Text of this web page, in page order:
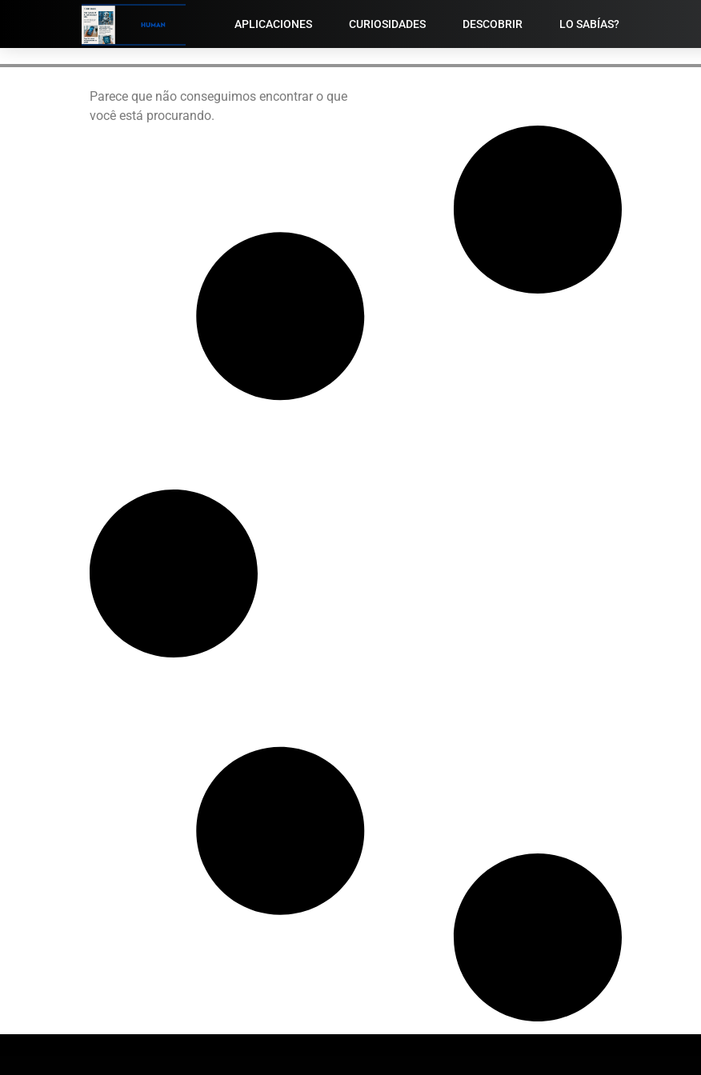
APLICACIONES CURIOSIDADES DESCOBRIR LO SABÍAS?
Parece que não conseguimos encontrar o que
você está procurando.